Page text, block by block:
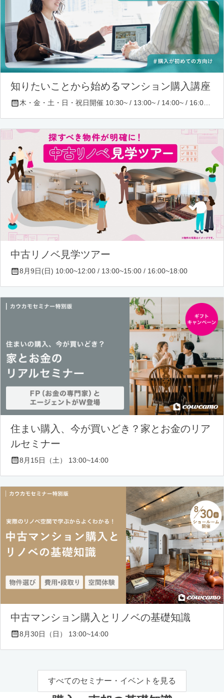
知りたいことから始めるマンション購入講座
木・金・土・日・祝日開催 10:30~ / 13:00~ / 14:00~ / 16:00~ / 17:00~/ 18:30~/ 19:30~
中古リノベ見学ツアー
8月9日(日) 10:00~12:00 / 13:00~15:00 / 16:00~18:00
住まい購入、今が買いどき？家とお金のリア
ルセミナー
8月15日（土） 13:00~14:00
中古マンション購入とリノベの基礎知識
8月30日（日） 13:00~14:00
すべてのセミナー・イベントを見る